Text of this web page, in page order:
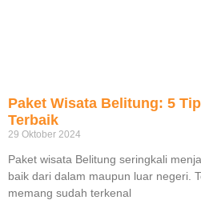
Paket Wisata Belitung: 5
Terbaik
29 Oktober 2024
Paket wisata Belitung seringkali
baik dari dalam maupun luar negeri.
memang sudah terkenal